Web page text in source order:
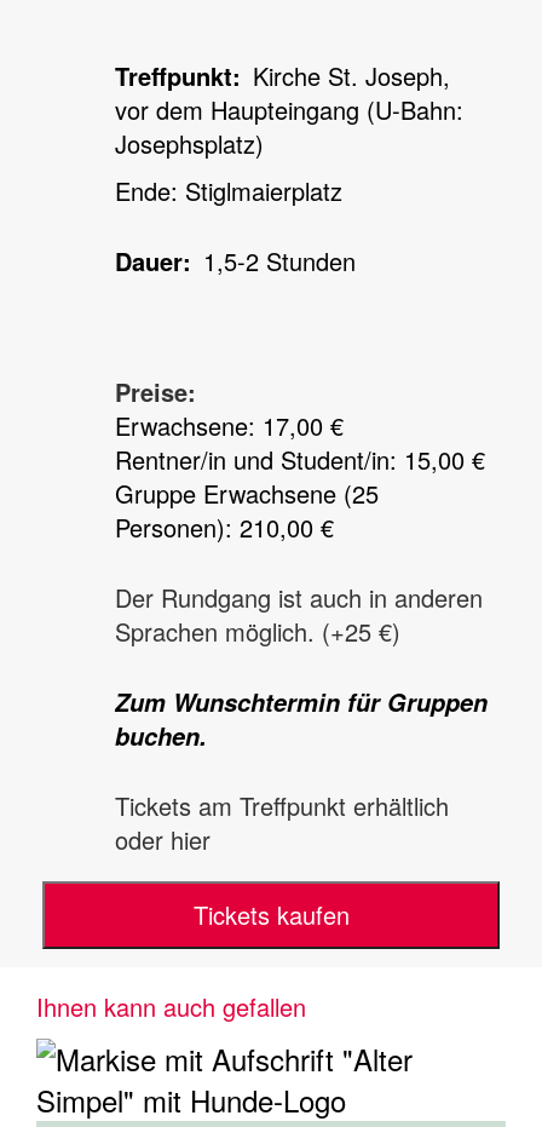
Treffpunkt
Kirche St. Joseph,
vor dem Haupteingang (U-Bahn:
Josephsplatz)
Ende: Stiglmaierplatz
Dauer
1,5-2 Stunden
Preise:
Erwachsene: 17,00 €
Rentner/in und Student/in: 15,00 €
Gruppe Erwachsene (25
Personen): 210,00 €
Der Rundgang ist auch in anderen
Sprachen möglich. (+25 €)
Zum Wunschtermin für Gruppen
buchen.
Tickets am Treffpunkt erhältlich
oder hier
Tickets kaufen
Ihnen kann auch gefallen